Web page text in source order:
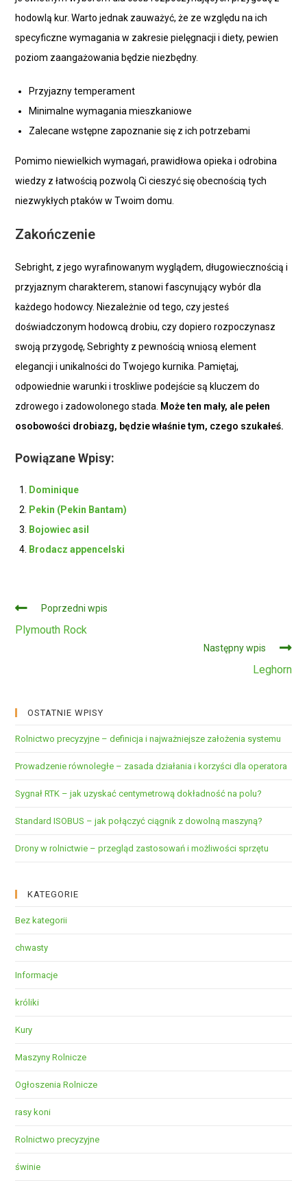
hodowlą kur. Warto jednak zauważyć, że ze względu na ich
specyficzne wymagania w zakresie pielęgnacji i diety, pewien
poziom zaangażowania będzie niezbędny.
Przyjazny temperament
Minimalne wymagania mieszkaniowe
Zalecane wstępne zapoznanie się z ich potrzebami
Pomimo niewielkich wymagań, prawidłowa opieka i odrobina
wiedzy z łatwością pozwolą Ci cieszyć się obecnością tych
niezwykłych ptaków w Twoim domu.
Zakończenie
Sebright, z jego wyrafinowanym wyglądem, długowiecznością i
przyjaznym charakterem, stanowi fascynujący wybór dla
każdego hodowcy. Niezależnie od tego, czy jesteś
doświadczonym hodowcą drobiu, czy dopiero rozpoczynasz
swoją przygodę, Sebrighty z pewnością wniosą element
elegancji i unikalności do Twojego kurnika. Pamiętaj,
odpowiednie warunki i troskliwe podejście są kluczem do
zdrowego i zadowolonego stada. Może ten mały, ale pełen
osobowości drobiazg, będzie właśnie tym, czego szukałeś.
Powiązane Wpisy:
Dominique
Pekin (Pekin Bantam)
Bojowiec asil
Brodacz appencelski
Czytaj
dalej
Poprzedni wpis
Plymouth Rock
Następny wpis
Leghorn
OSTATNIE WPISY
Rolnictwo precyzyjne – definicja i najważniejsze założenia systemu
Prowadzenie równoległe – zasada działania i korzyści dla operatora
Sygnał RTK – jak uzyskać centymetrową dokładność na polu?
Standard ISOBUS – jak połączyć ciągnik z dowolną maszyną?
Drony w rolnictwie – przegląd zastosowań i możliwości sprzętu
KATEGORIE
Bez kategorii
chwasty
Informacje
króliki
Kury
Maszyny Rolnicze
Ogłoszenia Rolnicze
rasy koni
Rolnictwo precyzyjne
świnie